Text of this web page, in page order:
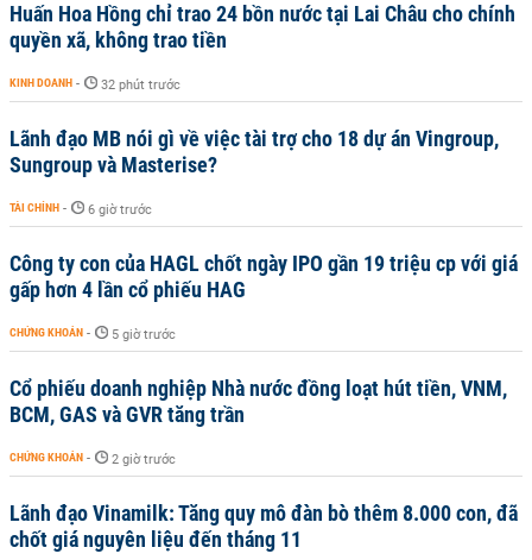
Huấn Hoa Hồng chỉ trao 24 bồn nước tại Lai Châu cho chính
quyền xã, không trao tiền
KINH DOANH - 32 phút trước
Lãnh đạo MB nói gì về việc tài trợ cho 18 dự án Vingroup,
Sungroup và Masterise?
TÀI CHÍNH - 6 giờ trước
Công ty con của HAGL chốt ngày IPO gần 19 triệu cp với giá
gấp hơn 4 lần cổ phiếu HAG
CHỨNG KHOÁN - 5 giờ trước
Cổ phiếu doanh nghiệp Nhà nước đồng loạt hút tiền, VNM,
BCM, GAS và GVR tăng trần
CHỨNG KHOÁN - 2 giờ trước
Lãnh đạo Vinamilk: Tăng quy mô đàn bò thêm 8.000 con, đã
chốt giá nguyên liệu đến tháng 11